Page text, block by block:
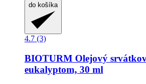
do košíka
4.7 (3)
BIOTURM Olejový
eukalyptom, 30 ml